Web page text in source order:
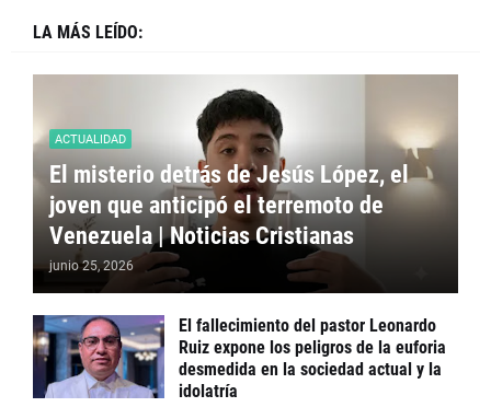
LA MÁS LEÍDO:
ACTUALIDAD
El misterio detrás de Jesús López, el
joven que anticipó el terremoto de
Venezuela | Noticias Cristianas
junio 25, 2026
El fallecimiento del pastor Leonardo
Ruiz expone los peligros de la euforia
desmedida en la sociedad actual y la
idolatría